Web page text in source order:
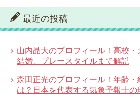
最近の投稿
山内晶大のプロフィール！高校
結婚、プレースタイルまで解説
森田正光のプロフィール！年齢
は？日本を代表する気象予報士の